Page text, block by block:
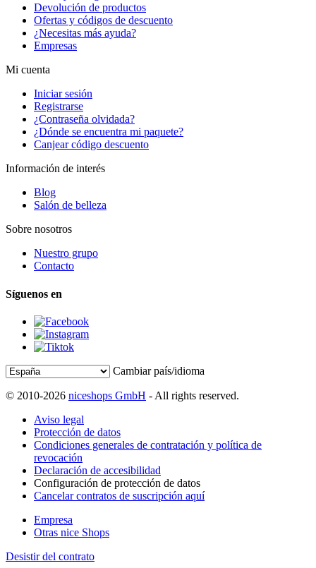
Devolución de productos
Ofertas y códigos de descuento
¿Necesitas más ayuda?
Empresas
Mi cuenta
Iniciar sesión
Registrarse
¿Contraseña olvidada?
¿Dónde se encuentra mi paquete?
Canjear código descuento
Información de interés
Blog
Salón de belleza
Sobre nosotros
Nuestro grupo
Contacto
Síguenos en
Cambiar país/idioma
© 2010-2026 niceshops GmbH - All rights reserved.
Aviso legal
Protección de datos
Condiciones generales de contratación y política de
revocación
Declaración de accesibilidad
Configuración de protección de datos
Cancelar contratos de suscripción aquí
Empresa
Otras nice Shops
Desistir del contrato